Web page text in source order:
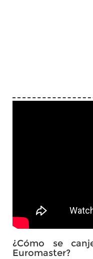
¿Cómo se
Euromaster?